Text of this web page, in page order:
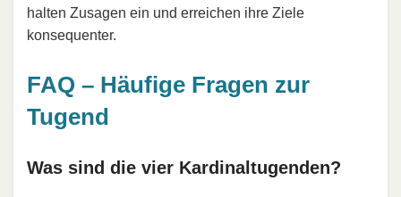
halten Zusagen ein und erreichen ihre Ziele
konsequenter.
FAQ – Häufige Fragen zur
Tugend
Was sind die vier Kardinaltugenden?